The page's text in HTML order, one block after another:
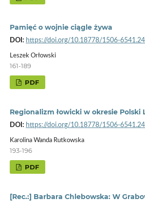
Pamięć o wojnie ciągle żywa
DOI: https://doi.org/10.18778/1506-
Leszek Orłowski
161-189
PDF
Regionalizm łowicki w okresie Polski
DOI: https://doi.org/10.18778/1506-
Karolina Wanda Rutkowska
193-196
PDF
[Rec.:] Barbara Chlebowska: W